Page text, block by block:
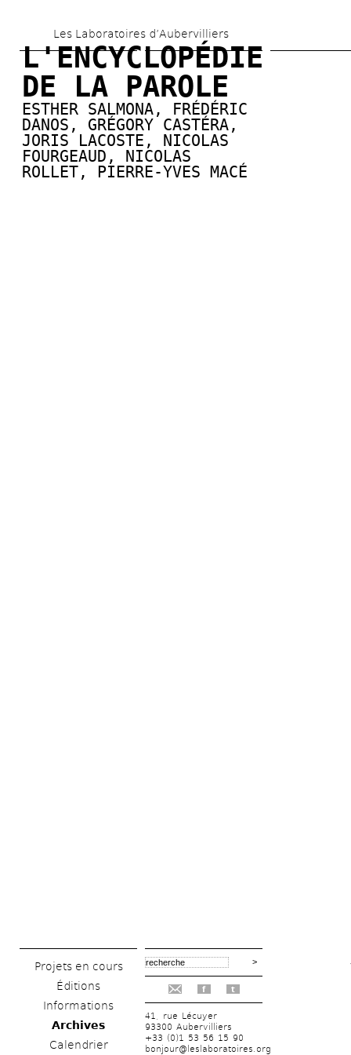
au
contenu
principal
Les Laboratoires d’Aubervilliers
L'ENCYCLOPÉDIE
DE LA PAROLE
ESTHER SALMONA, FRÉDÉRIC
DANOS , GRÉGORY CASTÉRA,
JORIS LACOSTE , NICOLAS
FOURGEAUD , NICOLAS
ROLLET, PIERRE-YVES MACÉ
Projets en cours
Éditions
Informations
Archives
Calendrier
f t
41, rue Lécuyer
93300 Aubervilliers
+33 (0)1 53 56 15 90
bonjour@leslaboratoires.org